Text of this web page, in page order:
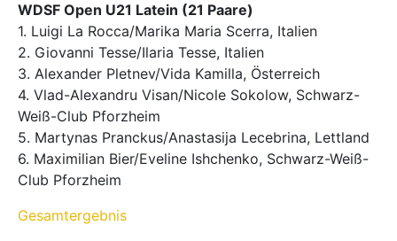
WDSF Open U21 Latein (21 Paare)
1. Luigi La Rocca/Marika Maria Scerra, Italien
2. Giovanni Tesse/Ilaria Tesse, Italien
3. Alexander Pletnev/Vida Kamilla, Österreich
4. Vlad-Alexandru Visan/Nicole Sokolow, Schwarz-
Weiß-Club Pforzheim
5. Martynas Pranckus/Anastasija Lecebrina, Lettland
6. Maximilian Bier/Eveline Ishchenko, Schwarz-Weiß-
Club Pforzheim
Gesamtergebnis